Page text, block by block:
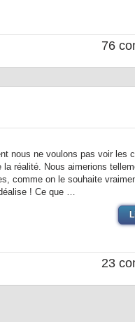
76
nous ne voulons pas voir les
la réalité. Nous aimerions
comme on le souhaite
! Ce que …
23